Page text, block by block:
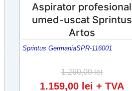
p
o
t
i
a
Aspirator profesional
umed-uscat Sprintus
Artos
Sprintus GermaniaSPR-116001
1.260,00lei
1.159,00 lei + TVA